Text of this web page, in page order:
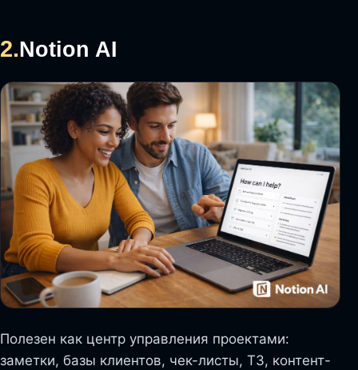
2.Notion AI
Полезен как центр управления проектами:
заметки, базы клиентов, чек-листы, ТЗ, контент-